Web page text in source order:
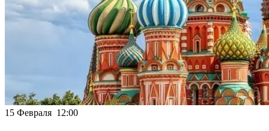
15 Февраля 12:00